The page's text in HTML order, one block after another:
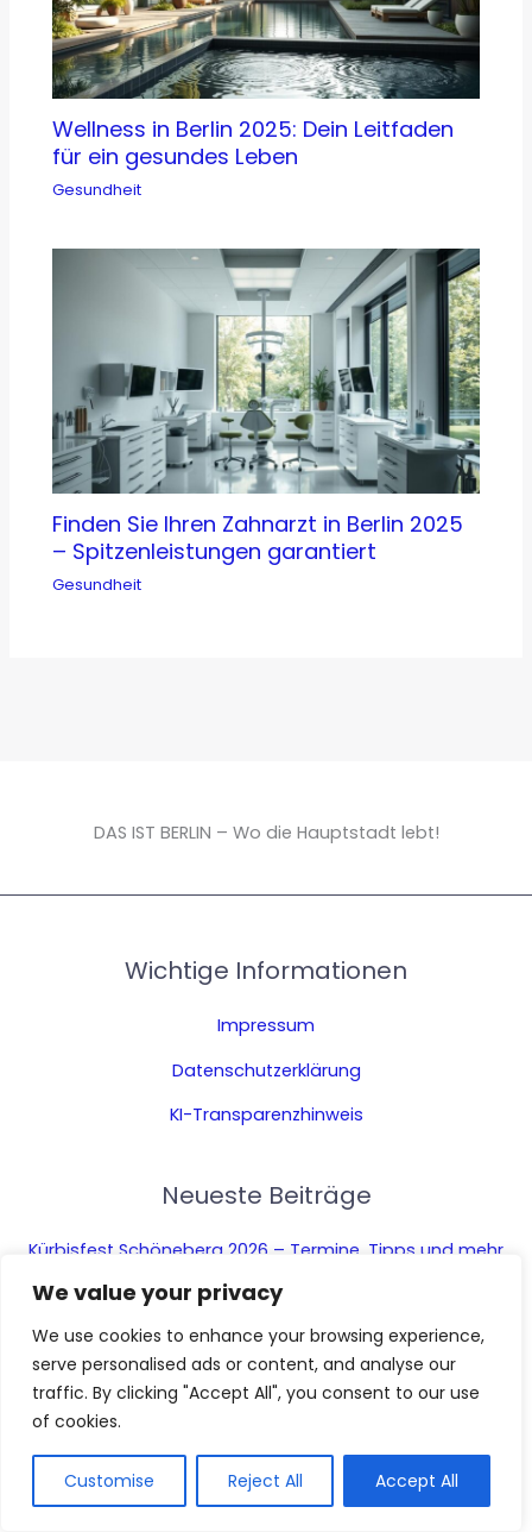
We value your privacy
We use cookies to enhance your browsing experience,
serve personalised ads or content, and analyse our
traffic. By clicking "Accept All", you consent to our use
of cookies.
Customise Reject All Accept All
Wellness in Berlin 2025: Dein Leitfaden
für ein gesundes Leben
Gesundheit
Finden Sie Ihren Zahnarzt in Berlin 2025
– Spitzenleistungen garantiert
Gesundheit
DAS IST BERLIN – Wo die Hauptstadt lebt!
Wichtige Informationen
Impressum
Datenschutzerklärung
KI-Transparenzhinweis
Neueste Beiträge
Kürbisfest Schöneberg 2026 – Termine, Tipps und mehr
Theater Berlin: Ultimativer Guide für Ihren Besuch
Den Weihnachtsmarkt beim Humboldt Forum 2026
besuchen und genießen
AIund Bilder sind mithilfe
künstlicher Intelligenz erzeugt